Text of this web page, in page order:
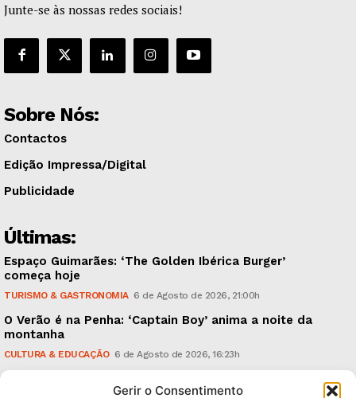
Gerir o Consentimento
Junte-se às nossas redes sociais!
Sobre Nós:
Contactos
Edição Impressa/Digital
Publicidade
Últimas:
Espaço Guimarães: ‘The Golden Ibérica Burger’
começa hoje
TURISMO & GASTRONOMIA 6 de Agosto de 2026, 21:00h
O Verão é na Penha: ‘Captain Boy’ anima a noite da
montanha
CULTURA & EDUCAÇÃO 6 de Agosto de 2026, 16:23h
em causa”, garante Ricardo Araújo